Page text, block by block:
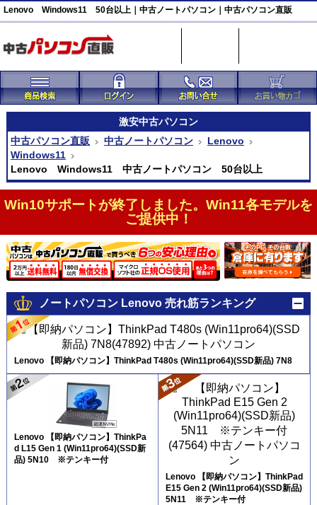
Lenovo Windows11 50台以上｜中古ノートパソコン｜中古パソコン直販
激安中古パソコン
中古パソコン直販
中古ノートパソコン
Lenovo
Windows11
Lenovo Windows11 中古ノートパソコン 50台以上
Win10サポートが終了しました。Win11各モデルを
ご提供中！
ノートパソコン Lenovo 売れ筋ランキング
Lenovo 【即納パソコン】ThinkPad T480s (Win11pro64)(SSD新品) 7N8
Lenovo 【即納パソコン】ThinkPa
d L15 Gen 1 (Win11pro64)(SSD新
品) 5N10 ※テンキー付
Lenovo 【即納パソコン】ThinkPad
E15 Gen 2 (Win11pro64)(SSD新品)
5N11 ※テンキー付